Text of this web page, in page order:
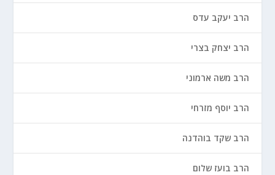
הרב יעקב עדס
הרב יצחק בצרי
הרב משה ארמוני
הרב יוסף מזרחי
הרב שקד בוהדנה
הרב בועז שלום